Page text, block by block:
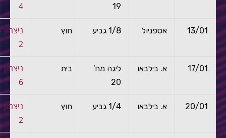
19
4
13/01 אספניול 1/8 גביע חוץ
2
17/01 א. בילבאו
ליגה מח'
20
בית
6
20/01 א. בילבאו 1/4 גביע חוץ
2